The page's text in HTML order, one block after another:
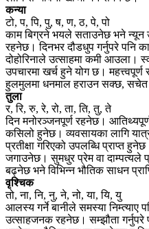
कन्या
टो, प, पि, पु, ष, ण, ठ, पे, पो
काम बिग्रने भयले सताउनेछ भने न्यून
रहनेछ। दिनभर दौडधुप गर्नुपरे पनि
दोहोरिनाले उत्साहमा कमी आउला।
उपचारमा खर्च हुने योग छ।
हुलमुलमा धनमाल हराउन सक्छ, सचेत
तुला
र, रि, रु, रे, रो, ता, ति, तु, ते
दिन मनोरञ्जनपूर्ण रहनेछ।
कसिलो हुनेछ। व्यवसायका लागि
प्रतीक्षा गरिएको उपलब्धि प्राप्त
जगाउनेछ। सुमधुर प्रेम वा
बढ्नेछ भने विभिन्न भौतिक साधन
वृश्चिक
तो, ना, नि, नु, ने, नो, या, यि, यु
आलस्य गर्ने बानीले समस्या निम्त्याए
उत्साहजनक रहनेछ। सम्झौता गर्नुपरे